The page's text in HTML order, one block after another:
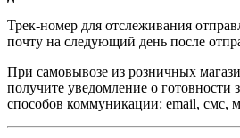
Трек-номер для отслеживания
почту на следующий день после
При самовывозе из розничных
получите уведомление о готовности
способов коммуникации: email, смс,